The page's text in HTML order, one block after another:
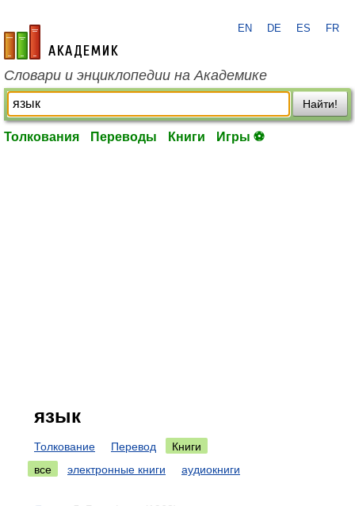
academic.ru
EN DE ES FR
Словари и энциклопедии на Академике
Найти!
Толкования Переводы Книги Игры ⚽
язык
Толкование Перевод
Книги
все
электронные книги аудиокниги